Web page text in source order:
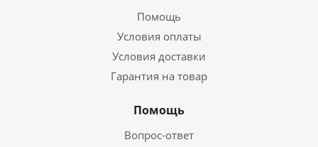
Помощь
Условия оплаты
Условия доставки
Гарантия на товар
Помощь
Вопрос-ответ